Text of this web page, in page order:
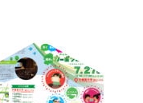
ニュース